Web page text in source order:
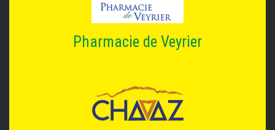
Pharmacie de Veyrier